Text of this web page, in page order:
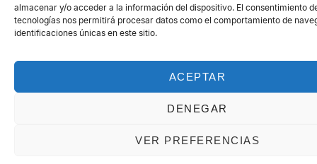
almacenar y/o acceder a la información del dispositivo. El consentimiento
tecnologías nos permitirá procesar datos como el comportamiento de
identificaciones únicas en este sitio.
ACEPTAR
DENEGAR
VER PREFERENCIAS